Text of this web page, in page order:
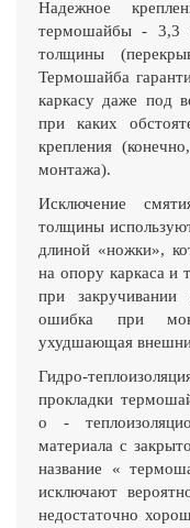
Надежное
термошайбы - 3,3
толщины
Термошайба
каркасу даже под
при каких
крепления
монтажа).
Исключение
толщины
длиной «ножки»,
на опору каркаса и
при закручивании
ошибка при
ухудшающая
Гидро-
прокладки
о -
материала с
название «
исключают
недостаточно